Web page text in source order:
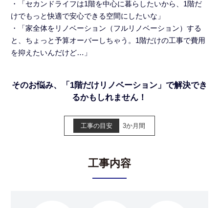
・「セカンドライフは1階を中心に暮らしたいから、1階だ
けでもっと快適で安心できる空間にしたいな」
・「家全体をリノベーション（フルリノベーション）する
と、ちょっと予算オーバーしちゃう。1階だけの工事で費用
を抑えたいんだけど…」
そのお悩み、「1階だけリノベーション」で解決でき
るかもしれません！
工事の目安 3か月間
工事内容